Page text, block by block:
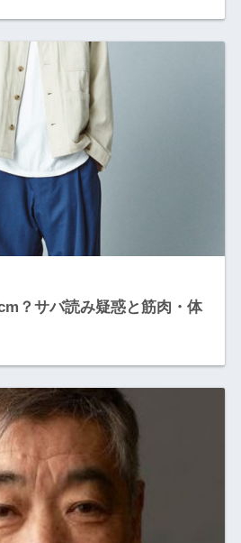
？サバ読み疑惑と筋肉・体